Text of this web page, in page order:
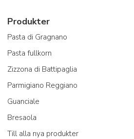
Produkter
Pasta di Gragnano
Pasta fullkorn
Zizzona di Battipaglia
Parmigiano Reggiano
Guanciale
Bresaola
Till alla nya produkter